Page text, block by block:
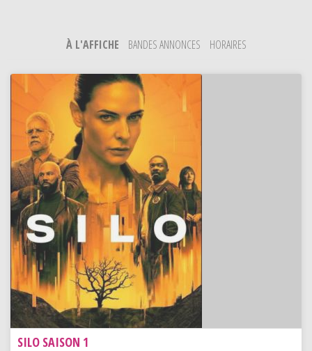
À L'AFFICHE BANDES ANNONCES HORAIRES
SILO SAISON 1